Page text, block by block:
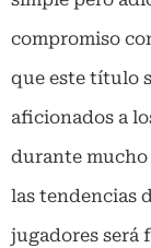
compromiso
que este título
aficionados a
durante mucho
las tendencias
jugadores será